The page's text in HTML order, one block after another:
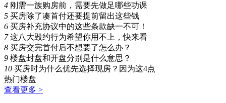
4 刚需一族购房前，需要先做足哪些功课
5 买房除了凑首付还要提前留出这些钱
6 买房补充协议中的这些条款缺一不可！
7 这八大毁约行为希望你用不上，快来看
8 买房交完首付后不想要了怎么办？
9 楼盘封盘和开盘分别是什么意思？
10 买房时为什么优先选择现房？因为这4点
热门楼盘
查看更多 >